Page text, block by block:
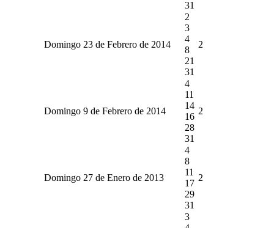
31
Domingo 23 de Febrero de 2014
2
3
4
8
21
31
2
Domingo 9 de Febrero de 2014
4
11
14
16
28
31
2
Domingo 27 de Enero de 2013
4
8
11
17
29
31
2
3